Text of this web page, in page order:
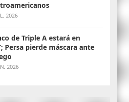
2026
de Triple A estará en
2026